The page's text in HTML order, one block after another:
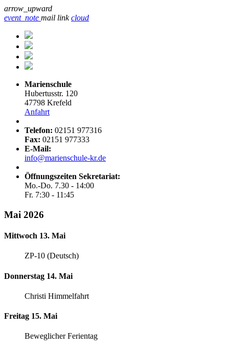
arrow_upward
event_note mail link cloud
Marienschule
Hubertusstr. 120
47798 Krefeld
Anfahrt
Telefon: 02151 977316
Fax: 02151 977333
E-Mail:
info@marienschule-kr.de
Öffnungszeiten Sekretariat:
Mo.-Do. 7.30 - 14:00
Fr. 7:30 - 11:45
Mai 2026
Mittwoch 13. Mai
ZP-10 (Deutsch)
Donnerstag 14. Mai
Christi Himmelfahrt
Freitag 15. Mai
Beweglicher Ferientag